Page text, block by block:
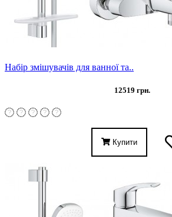
Набір змішувачів для ванної та..
12519 грн.
Купити